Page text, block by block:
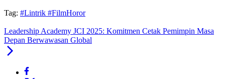
Tag: #Lintrik #FilmHoror
Leadership Academy JCI 2025: Komitmen Cetak Pemimpin Masa
Depan Berwawasan Global